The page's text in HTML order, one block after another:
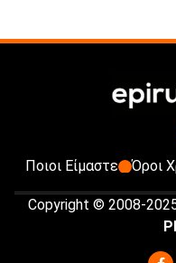
Ποιοι Είμαστε Όροι
Copyright © 2008-